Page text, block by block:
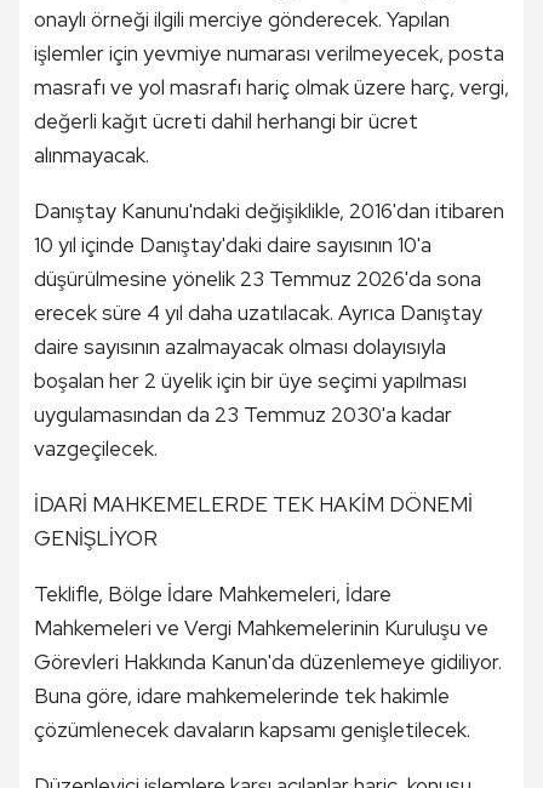
onaylı örneği ilgili merciye gönderecek. Yapılan
işlemler için yevmiye numarası verilmeyecek, posta
masrafı ve yol masrafı hariç olmak üzere harç, vergi,
değerli kağıt ücreti dahil herhangi bir ücret
alınmayacak.
Danıştay Kanunu'ndaki değişiklikle, 2016'dan itibaren
10 yıl içinde Danıştay'daki daire sayısının 10'a
düşürülmesine yönelik 23 Temmuz 2026'da sona
erecek süre 4 yıl daha uzatılacak. Ayrıca Danıştay
daire sayısının azalmayacak olması dolayısıyla
boşalan her 2 üyelik için bir üye seçimi yapılması
uygulamasından da 23 Temmuz 2030'a kadar
vazgeçilecek.
İDARİ MAHKEMELERDE TEK HAKİM DÖNEMİ
GENİŞLİYOR
Teklifle, Bölge İdare Mahkemeleri, İdare
Mahkemeleri ve Vergi Mahkemelerinin Kuruluşu ve
Görevleri Hakkında Kanun'da düzenlemeye gidiliyor.
Buna göre, idare mahkemelerinde tek hakimle
çözümlenecek davaların kapsamı genişletilecek.